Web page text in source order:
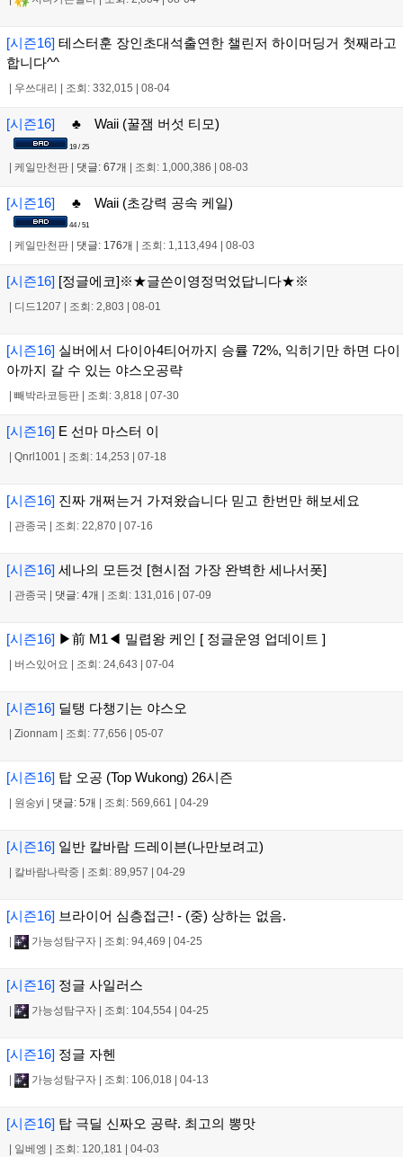
[시즌16] 테스터훈 장인초대석출연한 챌린저 하이머딩거 첫째라고
합니다^^
우쓰대리 조회: 332,015 08-04
[시즌16] ♣ Waii (꿀잼 버섯 티모)
19 / 25
| 케일만천판 | 댓글: 67개 | 조회: 1,000,386 | 08-03
[시즌16] ♣ Waii (초강력 공속 케일)
44 / 51
케일만천판 댓글: 176개 조회: 1,113,494 08-03
[시즌16] [정글에코]※★글쓴이영정먹었답니다★※
디드1207 조회: 2,803 08-01
[시즌16] 실버에서 다이아4티어까지 승률 72%, 익히기만 하면 다이
아까지 갈 수 있는 야스오공략
빼박라코등판 조회: 3,818 07-30
[시즌16] E 선마 마스터 이
Qnrl1001 조회: 14,253 07-18
[시즌16] 진짜 개쩌는거 가져왔습니다 믿고 한번만 해보세요
관종국 조회: 22,870 07-16
[시즌16] 세나의 모든것 [현시점 가장 완벽한 세나서폿]
관종국 댓글: 4개 조회: 131,016 07-09
[시즌16] ▶前 M1◀ 밀렵왕 케인 [ 정글운영 업데이트 ]
버스있어요 조회: 24,643 07-04
[시즌16] 딜탱 다챙기는 야스오
Zionnam 조회: 77,656 05-07
[시즌16] 탑 오공 (Top Wukong) 26시즌
원숭yi 댓글: 5개 조회: 569,661 04-29
[시즌16] 일반 칼바람 드레이븐(나만보려고)
칼바람나락중 조회: 89,957 04-29
[시즌16] 브라이어 심층접근! - (중) 상하는 없음.
가능성탐구자 조회: 94,469 04-25
[시즌16] 정글 사일러스
가능성탐구자 조회: 104,554 04-25
[시즌16] 정글 자헨
가능성탐구자 조회: 106,018 04-13
[시즌16] 탑 극딜 신짜오 공략. 최고의 뽕맛
일베엥 조회: 120,181 04-03